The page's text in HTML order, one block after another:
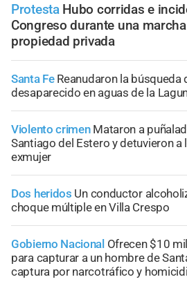
Protesta Hubo corridas e
Congreso durante una
propiedad privada
Santa Fe Reanudaron la
desaparecido en aguas de la
Violento crimen Mataron a
Santiago del Estero y detuvieron a
exmujer
Dos heridos Un conductor
choque múltiple en Villa Crespo
Gobierno Nacional Ofrecen $10
para capturar a un hombre de
captura por narcotráfico y